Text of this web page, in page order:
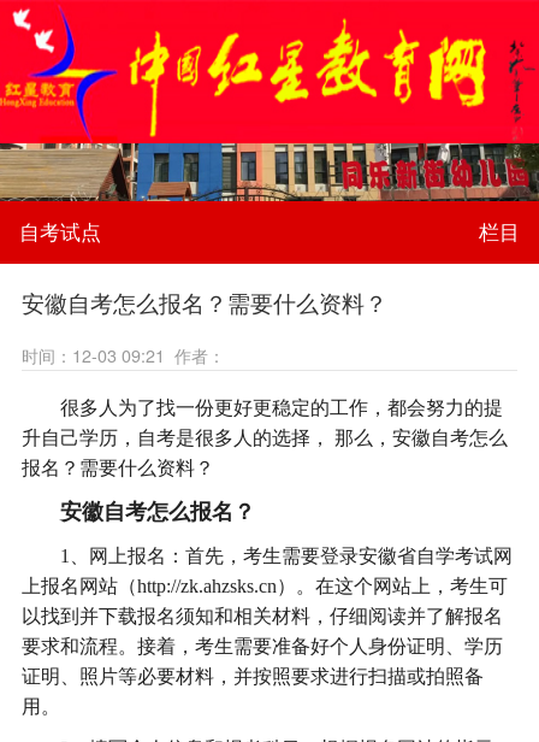
自考试点 栏目
安徽自考怎么报名？需要什么资料？
时间：12-03 09:21 作者：
很多人为了找一份更好更稳定的工作，都会努力的提
升自己学历，自考是很多人的选择， 那么，安徽自考怎么
报名？需要什么资料？
安徽自考怎么报名？
1、网上报名‌：首先，考生需要登录安徽省自学考试网
上报名网站（http://zk.ahzsks.cn）。在这个网站上，考生可
以找到并下载报名须知和相关材料，仔细阅读并了解报名
要求和流程。接着，考生需要准备好个人身份证明、学历
证明、照片等必要材料，并按照要求进行扫描或拍照备
用‌。